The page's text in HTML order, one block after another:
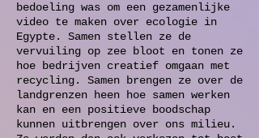
bedoeling was om een gezamenlijke
video te maken over ecologie in
Egypte. Samen stellen ze de
vervuiling op zee bloot en tonen ze
hoe bedrijven creatief omgaan met
recycling. Samen brengen ze over de
landgrenzen heen hoe samen werken
kan en een positieve boodschap
kunnen uitbrengen over ons milieu.